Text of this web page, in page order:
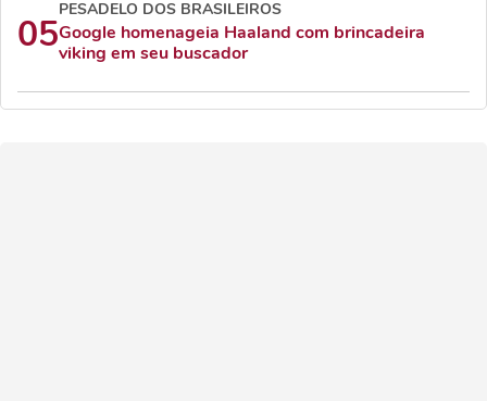
05
PESADELO DOS BRASILEIROS
Google homenageia Haaland com brincadeira
viking em seu buscador